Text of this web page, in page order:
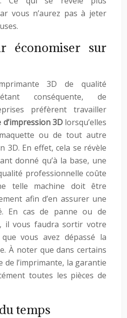
vous n’aurez pas à jeter
économiser sur
3D de qualité
conséquente, de
préfèrent travailler
3Dlorsqu’elles
ou de tout autre
3D. En effet, cela se révèle
donné qu’à la base, une
professionnelle coûte
telle machine doit être
afin d’en assurer une
En cas de panne ou de
il vous faudra sortir votre
vous avez dépassé la
À noter que dans certains
de l’imprimante, la garantie
toutes les pièces de
temps